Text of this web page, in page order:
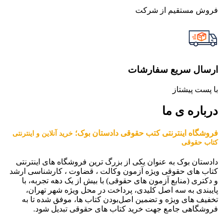
فروش مستقیم از شرکت
ارسال سریع سفارشات
با پست پیشتاز
درباره ی ما
فروشگاه اینترنتی کتب حقوقی دادستان بوک؛ خرید آنلاین و اینترنتی
کتاب حقوقی
دادستان بوک به عنوان یکی از بزرگ ترین فروشگاه های اینترنتی
کتاب های حقوقی ویژه آزمون وکالت ، قضاوت ، کارشناسی ارشد
و دکتری (منابع آزمون های حقوقی) با بیش از یک دهه تجربه، با
پایبندی به سه اصل کلیدی، پرداخت در محل ویژه شهر تهران،
تخفیف های ویژه و تضمین اصل‌بودن کتاب ها، موفق شده تا به
فروشگاهی جامع جهت خرید کتاب های حقوقی تبدیل شود.